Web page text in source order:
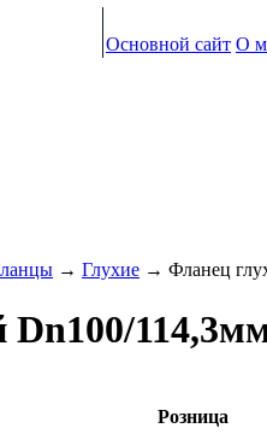
Основной сайт О
→ Глухие → Фланец
Dn100/
Розница